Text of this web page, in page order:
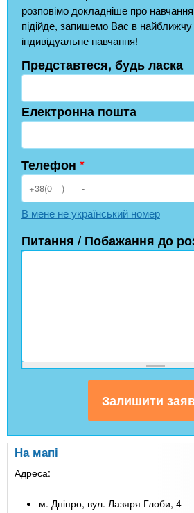
розповімо докладніше про
підійде, запишемо Вас в
індивідуальне навчання!
Представтеся, будь ласка
Електронна пошта
Телефон *
В мене не український номер
Питання / Побажання до
На мапі
Адреса:
м. Дніпро, вул. Лазяря Глоби, 4